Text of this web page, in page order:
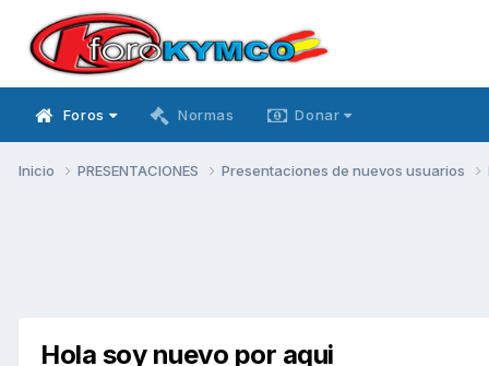
Foros Normas Donar
Inicio PRESENTACIONES Presentaciones de nuevos usuarios
Hola soy nuevo por aqui